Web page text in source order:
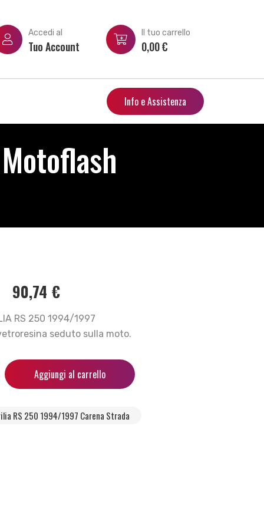
Accedi al
Tuo Account
Il tuo carrello
0,00€
Info e Assistenza
90,74 €
RS 250 1994/1997
seduto sulla moto.
Aggiungi al carrello
RS 250 1994/1997 Carena Strada